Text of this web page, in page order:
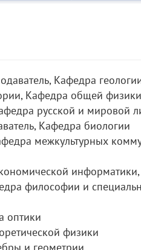
Кафедра
Кафедра общей физики
русской и мировой
Кафедра биологии
межкультурных
философии и
оптики
физики